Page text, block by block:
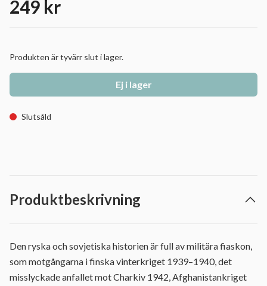
249 kr
Produkten är tyvärr slut i lager.
Ej i lager
Slutsåld
Produktbeskrivning
Den ryska och sovjetiska historien är full av militära fiaskon,
som motgångarna i finska vinterkriget 1939–1940, det
misslyckade anfallet mot Charkiv 1942, Afghanistankriget